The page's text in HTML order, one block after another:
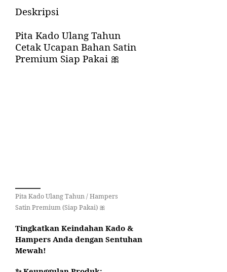
Deskripsi
Pita Kado Ulang Tahun
Cetak Ucapan Bahan Satin
Premium Siap Pakai 🎀
Pita Kado Ulang Tahun / Hampers
Satin Premium (Siap Pakai) 🎀
Tingkatkan Keindahan Kado &
Hampers Anda dengan Sentuhan
Mewah!